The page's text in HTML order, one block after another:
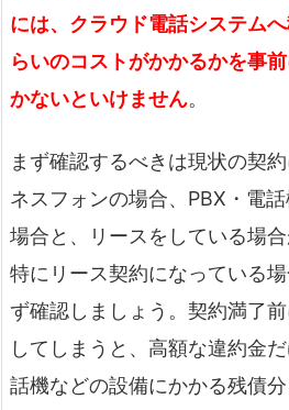
には、クラウド電話システム
らいのコストがかかるかを事
かないといけません。
まず確認するべきは現状の契
ネスフォンの場合、PBX・電
場合と、リースをしている場合
特にリース契約になっている
ず確認しましょう。契約満了
してしまうと、高額な違約金
話機などの設備にかかる残債